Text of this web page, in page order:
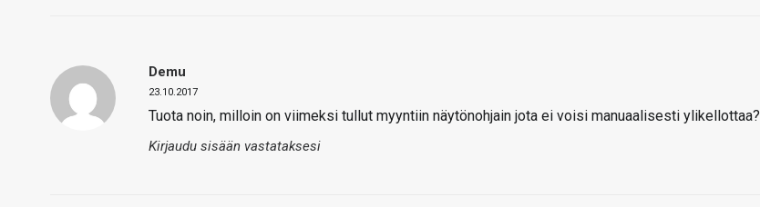
Demu
23.10.2017
Tuota noin, milloin on viimeksi tullut myyntiin näytönohjain jota ei voisi manuaalisesti ylikellottaa?
Kirjaudu sisään vastataksesi